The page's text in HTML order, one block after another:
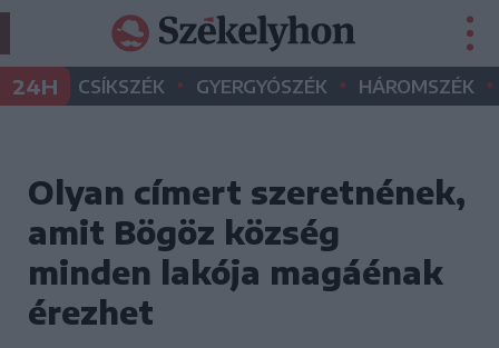
24H CSÍKSZÉK • GYERGYÓSZÉK • HÁROMSZÉK •
Olyan címert szeretnének,
amit Bögöz község
minden lakója magáénak
érezhet